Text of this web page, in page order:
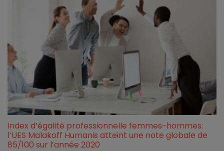
Index d’égalité professionnelle femmes-hommes:
l’UES Malakoff Humanis atteint une note globale de
85/100 sur l’année 2020